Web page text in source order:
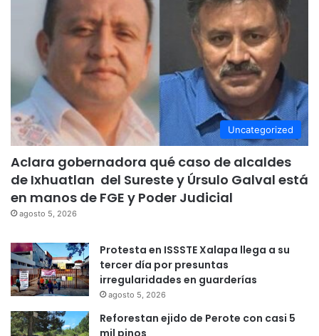
Uncategorized
Aclara gobernadora qué caso de alcaldes
de Ixhuatlan del Sureste y Úrsulo Galval está
en manos de FGE y Poder Judicial
agosto 5, 2026
Protesta en ISSSTE Xalapa llega a su
tercer día por presuntas
irregularidades en guarderías
agosto 5, 2026
Reforestan ejido de Perote con casi 5